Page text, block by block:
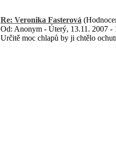
Re: Veronika Fasterová
Od: Anonym - Úterý, 13.11. 2007 -
Určitě moc chlapů by ji chtělo